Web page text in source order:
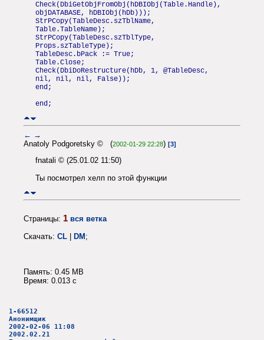
Check(DbiGetObjFromObj(hDBIObj(Table.Handle),
objDATABASE, hDBIObj(hDb)));
StrPCopy(TableDesc.szTblName,
Table.TableName);
StrPCopy(TableDesc.szTblType,
Props.szTableType);
TableDesc.bPack := True;
Table.Close;
Check(DbiDoRestructure(hDb, 1, @TableDesc,
nil, nil, nil, False));
end;
end;
← →
Anatoly Podgoretsky © (2002-01-29 22:28) [3]
fnatali © (25.01.02 11:50)
Ты посмотрел хелп по этой функции
Страницы: 1 вся ветка
Скачать: CL | DM;
Память: 0.45 MB
Время: 0.013 c
1-66512
Анонимщик
2002-02-06 11:08
2002.02.21